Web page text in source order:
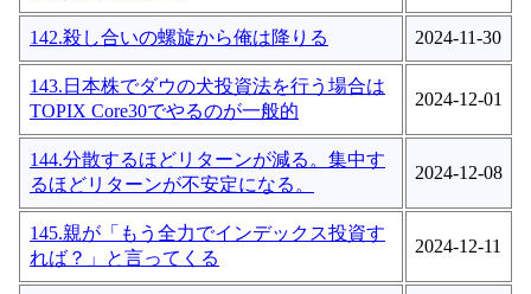
142.殺し合いの螺旋から俺は降りる 2024-11-30
143.日本株でダウの犬投資法を行う場合は
TOPIX Core30でやるのが一般的
2024-12-01
144.分散するほどリターンが減る。集中す
るほどリターンが不安定になる。
2024-12-08
145.親が「もう全力でインデックス投資す
れば？」と言ってくる
2024-12-11